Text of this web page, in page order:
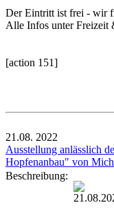
Der Eintritt ist frei - wir
Alle Infos unter
[action 151]
21.08. 2022
Ausstellung anlässlich
Hopfenanbau" von
Beschreibung: